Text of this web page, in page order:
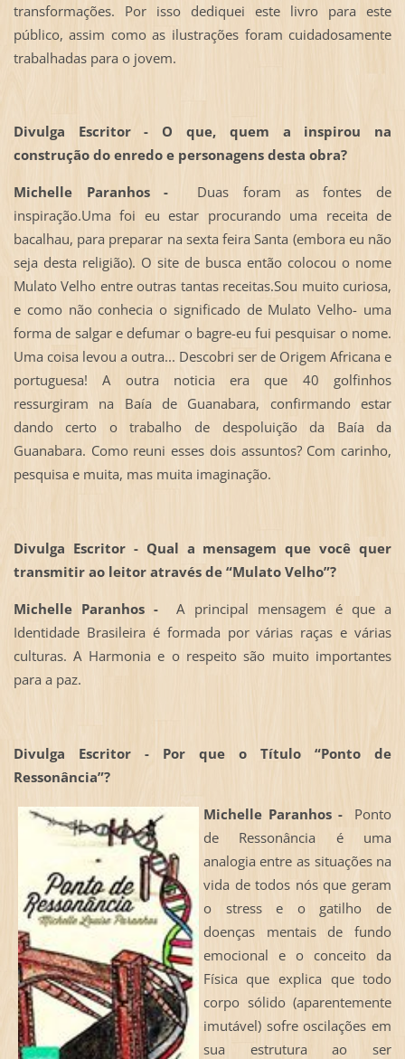
transformações. Por isso dediquei este livro para este
público, assim como as ilustrações foram cuidadosamente
trabalhadas para o jovem.
Divulga Escritor - O que, quem a inspirou na
construção do enredo e personagens desta obra?
Michelle Paranhos - Duas foram as fontes de
inspiração.Uma foi eu estar procurando uma receita de
bacalhau, para preparar na sexta feira Santa (embora eu não
seja desta religião). O site de busca então colocou o nome
Mulato Velho entre outras tantas receitas.Sou muito curiosa,
e como não conhecia o significado de Mulato Velho- uma
forma de salgar e defumar o bagre-eu fui pesquisar o nome.
Uma coisa levou a outra... Descobri ser de Origem Africana e
portuguesa! A outra noticia era que 40 golfinhos
ressurgiram na Baía de Guanabara, confirmando estar
dando certo o trabalho de despoluição da Baía da
Guanabara. Como reuni esses dois assuntos? Com carinho,
pesquisa e muita, mas muita imaginação.
Divulga Escritor - Qual a mensagem que você quer
transmitir ao leitor através de “Mulato Velho”?
Michelle Paranhos - A principal mensagem é que a
Identidade Brasileira é formada por várias raças e várias
culturas. A Harmonia e o respeito são muito importantes
para a paz.
Divulga Escritor - Por que o Título “Ponto de
Ressonância”?
Michelle Paranhos -Ponto
de Ressonância é uma
analogia entre as situações na
vida de todos nós que geram
o stress e o gatilho de
doenças mentais de fundo
emocional e o conceito da
Física que explica que todo
corpo sólido (aparentemente
imutável) sofre oscilações em
sua estrutura ao ser